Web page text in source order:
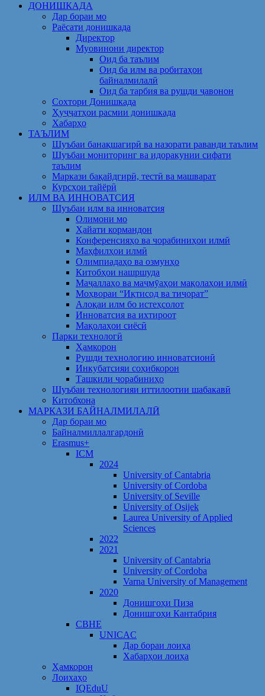
ДОНИШКАДА
Дар бораи мо
Раёсати донишкада
Директор
Муовинони директор
Оид ба таълим
Оид ба илм ва робитаҳои
байналмилалӣ
Оид ба тарбия ва рушди ҷавонон
Сохтори Донишкада
Ҳуҷҷатҳои расмии донишкада
Хабарҳо
ТАЪЛИМ
Шуъбаи банақшагирӣ ва назорати раванди таълим
Шуъбаи мониторинг ва идоракунии сифати
таълим
Маркази бақайдгирӣ, тестӣ ва машварат
Курсҳои тайёрӣ
ИЛМ ВА ИННОВАТСИЯ
Шуъбаи илм ва инноватсия
Олимони мо
Ҳайати кормандон
Конференсияҳо ва чорабиниҳои илмӣ
Маҳфилҳои илмӣ
Олимпиадаҳо ва озмунҳо
Китобҳои нашршуда
Маҷаллаҳо ва маҷмӯаҳои мақолаҳои илмӣ
Моҳвораи “Иқтисод ва тиҷорат”
Алоқаи илм бо истеҳсолот
Инноватсия ва ихтироот
Мақолаҳои сиёсӣ
Парки технологӣ
Ҳамкорон
Рушди технологию инноватсионӣ
Инкубатсияи соҳибкорон
Ташкили чорабиниҳо
Шуъбаи технологияи иттилоотии шабакавӣ
Китобхона
МАРКАЗИ БАЙНАЛМИЛАЛӢ
Дар бораи мо
Байналмиллалгардонӣ
Erasmus+
ICM
2024
University of Cantabria
University of Cordoba
University of Seville
University of Osijek
Laurea University of Applied
Sciences
2022
2021
University of Cantabria
University of Cordoba
Varna University of Management
2020
Донишгоҳи Пиза
Донишгоҳи Кантабрия
CBHE
UNICAC
Дар бораи лоиҳа
Хабарҳои лоиҳа
Ҳамкорон
Лоихаҳо
IQEduU